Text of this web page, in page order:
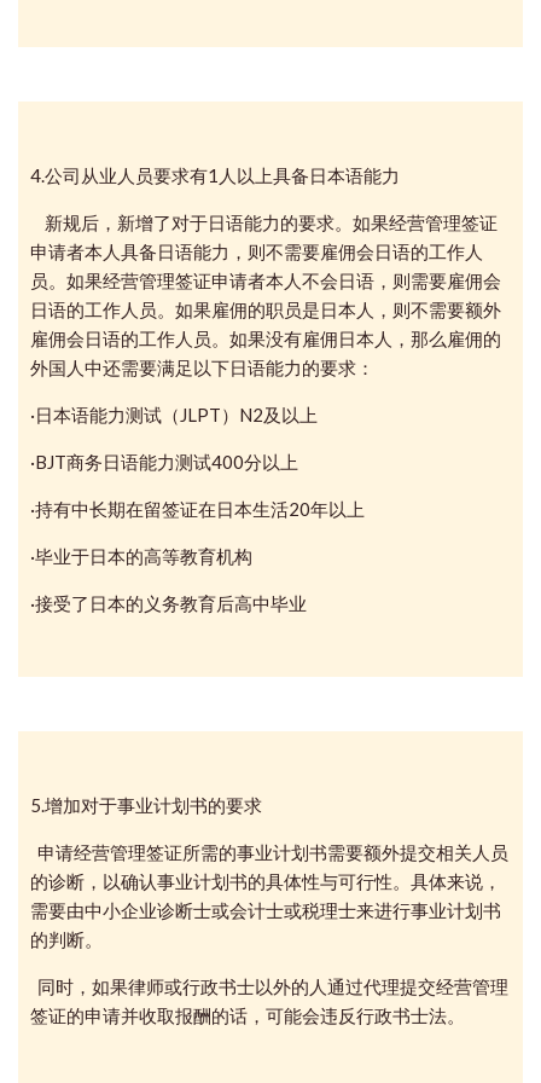
4.公司从业人员要求有1人以上具备日本语能力
新规后，新增了对于日语能力的要求。如果经营管理签证
申请者本人具备日语能力，则不需要雇佣会日语的工作人
员。如果经营管理签证申请者本人不会日语，则需要雇佣会
日语的工作人员。如果雇佣的职员是日本人，则不需要额外
雇佣会日语的工作人员。如果没有雇佣日本人，那么雇佣的
外国人中还需要满足以下日语能力的要求：
·日本语能力测试（JLPT）N2及以上
·BJT商务日语能力测试400分以上
·持有中长期在留签证在日本生活20年以上
·毕业于日本的高等教育机构
·接受了日本的义务教育后高中毕业
5.增加对于事业计划书的要求
申请经营管理签证所需的事业计划书需要额外提交相关人员
的诊断，以确认事业计划书的具体性与可行性。具体来说，
需要由中小企业诊断士或会计士或税理士来进行事业计划书
的判断。
同时，如果律师或行政书士以外的人通过代理提交经营管理
签证的申请并收取报酬的话，可能会违反行政书士法。